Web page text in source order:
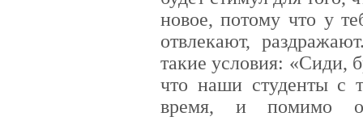
новое, потому что у
отвлекают,
такие условия: «Сиди,
что наши студенты с
время, и помимо